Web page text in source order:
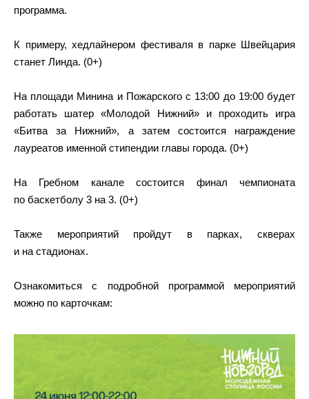
программа.
К примеру, хедлайнером фестиваля в парке Швейцария
станет Линда. (0+)
На площади Минина и Пожарского с 13:00 до 19:00 будет
работать шатер «Молодой Нижний» и проходить игра
«Битва за Нижний», а затем состоится награждение
лауреатов именной стипендии главы города. (0+)
На Гребном канале состоится финал чемпионата
по баскетболу 3 на 3. (0+)
Также мероприятий пройдут в парках, скверах
и на стадионах.
Ознакомиться с подробной программой мероприятий
можно по карточкам: